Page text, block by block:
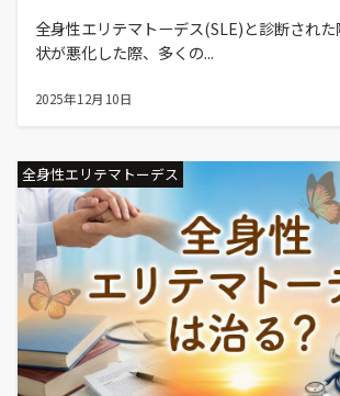
全身性エリテマトーデス(SLE)と診断され
状が悪化した際、多くの...
2025年12月10日
全身性エリテマトーデス